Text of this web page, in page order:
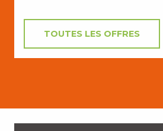
TOUTES LES OFFRES